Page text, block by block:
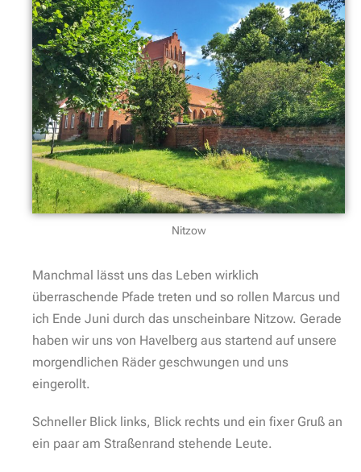
Nitzow
Manchmal lässt uns das Leben wirklich
überraschende Pfade treten und so rollen Marcus und
ich Ende Juni durch das unscheinbare Nitzow. Gerade
haben wir uns von Havelberg aus startend auf unsere
morgendlichen Räder geschwungen und uns
eingerollt.
Schneller Blick links, Blick rechts und ein fixer Gruß an
ein paar am Straßenrand stehende Leute.